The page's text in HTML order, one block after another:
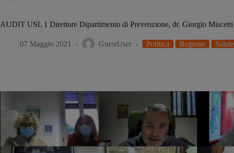
AUDIT USL 1 Direttore Dipartimento di Prevenzione, dr. Giorgio
07 Maggio 2021 GuestUser Politica Regione Salute